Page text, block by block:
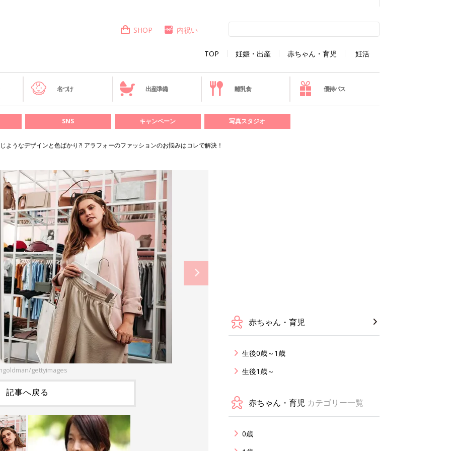
TOP 妊娠・出産 赤ちゃん・育児 妊活
SHOP 内祝い
名づけ 出産準備 離乳食 優待パス
SNS キャンペーン 写真スタジオ
ようなデザインと色ばかり?! アラフォーのファッションのお悩みはコレで解決！
gettyimages
記事へ戻る
赤ちゃん・育児
生後0歳～1歳
生後1歳～
赤ちゃん・育児 カテゴリー一覧
0歳